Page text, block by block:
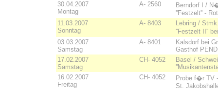
30.04.2007
Montag
A- 2560
Berndorf I /
''Festzelt'' -
11.03.2007
Sonntag
A- 8403
Lebring /
''Festzelt II''
03.03.2007
Samstag
A- 8401
Kalsdorf bei
Gasthof
17.02.2007
Samstag
CH- 4052
Basel /
16.02.2007
Freitag
CH- 4052
Probe f�r TV
St.